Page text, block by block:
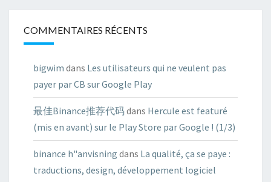
COMMENTAIRES RÉCENTS
bigwim dans Les utilisateurs qui ne veulent pas
payer par CB sur Google Play
最佳Binance推荐代码dans Hercule est featuré
(mis en avant) sur le Play Store par Google ! (1/3)
binance h"anvisning dans La qualité, ça se paye :
traductions, design, développement logiciel